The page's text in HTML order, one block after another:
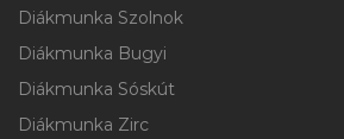
Diákmunka Szolnok
Diákmunka Bugyi
Diákmunka Sóskút
Diákmunka Zirc